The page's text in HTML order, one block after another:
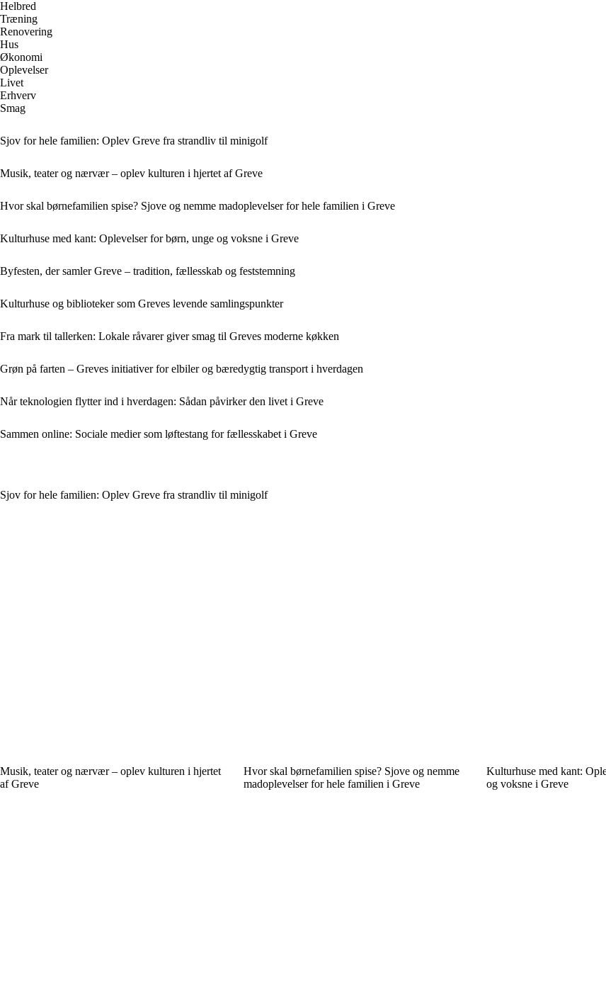
Helbred
Træning
Renovering
Hus
Økonomi
Oplevelser
Livet
Erhverv
Smag
Sjov for hele familien: Oplev Greve fra strandliv til minigolf
Musik, teater og nærvær – oplev kulturen i hjertet af Greve
Hvor skal børnefamilien spise? Sjove og nemme madoplevelser for hele familien i Greve
Kulturhuse med kant: Oplevelser for børn, unge og voksne i Greve
Byfesten, der samler Greve – tradition, fællesskab og feststemning
Kulturhuse og biblioteker som Greves levende samlingspunkter
Fra mark til tallerken: Lokale råvarer giver smag til Greves moderne køkken
Grøn på farten – Greves initiativer for elbiler og bæredygtig transport i hverdagen
Når teknologien flytter ind i hverdagen: Sådan påvirker den livet i Greve
Sammen online: Sociale medier som løftestang for fællesskabet i Greve
Sjov for hele familien: Oplev Greve fra strandliv til minigolf
Musik, teater og nærvær – oplev kulturen i hjertet
af Greve
Hvor skal børnefamilien spise? Sjove og nemme
madoplevelser for hele familien i Greve
Kulturhuse med kant:
og voksne i Greve